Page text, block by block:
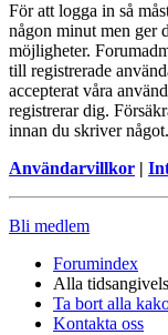
För att logga in så
någon minut men ger
möjligheter.
till registrerade
accepterat våra
registrerar dig.
innan du skriver något.
Användarvillkor |
Bli medlem
Forumindex
Alla
Ta bort alla
Kontakta oss